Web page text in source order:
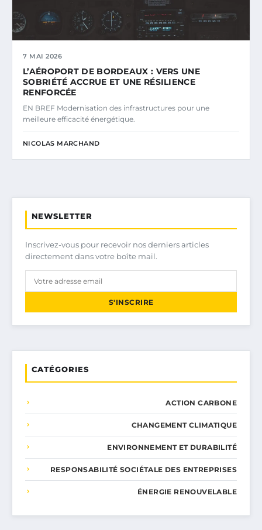
7 MAI 2026
L’AÉROPORT DE BORDEAUX : VERS UNE
SOBRIÉTÉ ACCRUE ET UNE RÉSILIENCE
RENFORCÉE
EN BREF Modernisation des infrastructures pour une
meilleure efficacité énergétique.
NICOLAS MARCHAND
NEWSLETTER
Inscrivez-vous pour recevoir nos derniers articles
directement dans votre boîte mail.
S'INSCRIRE
CATÉGORIES
ACTION CARBONE
CHANGEMENT CLIMATIQUE
ENVIRONNEMENT ET DURABILITÉ
RESPONSABILITÉ SOCIÉTALE DES ENTREPRISES
ÉNERGIE RENOUVELABLE